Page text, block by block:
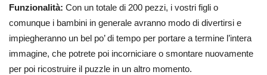
Funzionalità: Con un totale di 200 pezzi, i vostri figli o
comunque i bambini in generale avranno modo di divertirsi e
impiegheranno un bel po’ di tempo per portare a termine l’intera
immagine, che potrete poi incorniciare o smontare nuovamente
per poi ricostruire il puzzle in un altro momento.